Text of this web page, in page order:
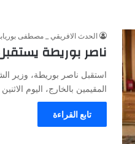
الحدث الافريقي _ مصطفى
ناصر بوريطة
استقبل ناصر بوريطة، وزير
المقيمين بالخارج، اليوم
تابع القراءة